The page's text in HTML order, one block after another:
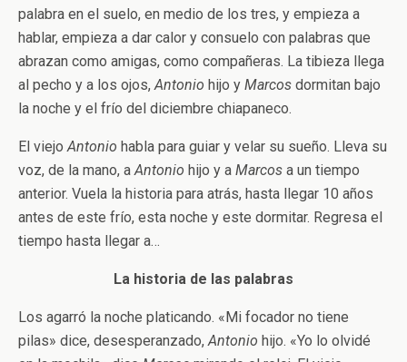
palabra en el suelo, en medio de los tres, y empieza a
hablar, empieza a dar calor y consuelo con palabras que
abrazan como amigas, como compañeras. La tibieza llega
al pecho y a los ojos,Antonio hijo y Marcos dormitan bajo
la noche y el frío del diciembre chiapaneco.
El viejoAntonio habla para guiar y velar su sueño. Lleva su
voz, de la mano, aAntonio hijo y a Marcos a un tiempo
anterior. Vuela la historia para atrás, hasta llegar 10 años
antes de este frío, esta noche y este dormitar. Regresa el
tiempo hasta llegar a…
La historia de las palabras
Los agarró la noche platicando. «Mi focador no tiene
pilas» dice, desesperanzado,Antonio hijo. «Yo lo olvidé